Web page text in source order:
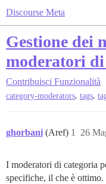
Discourse Meta
Gestione dei
moderatori di
Contribuisci Funzionalità
category-moderators, tags,
ghorbani (Aref) 26
1
I moderatori di categoria
specifiche, il che è